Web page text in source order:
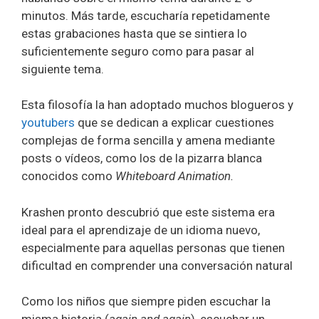
minutos. Más tarde, escucharía repetidamente
estas grabaciones hasta que se sintiera lo
suficientemente seguro como para pasar al
siguiente tema.
Esta filosofía la han adoptado muchos blogueros y
youtubers que se dedican a explicar cuestiones
complejas de forma sencilla y amena mediante
posts o vídeos, como los de la pizarra blanca
conocidos como Whiteboard Animation.
Krashen pronto descubrió que este sistema era
ideal para el aprendizaje de un idioma nuevo,
especialmente para aquellas personas que tienen
dificultad en comprender una conversación natural
Como los niños que siempre piden escuchar la